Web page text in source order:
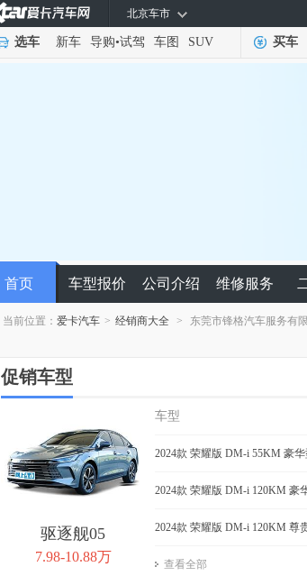
北京车市
选车 新车 导购•试驾 车图 SUV 买车
首页 车型报价 公司介绍 维修服务
当前位置： 爱卡汽车 > 经销商大全 > 东莞市锋格汽车服务有
促销车型
驱逐舰05
7.98-10.88万
车型
2024款 荣耀版 DM-i 55KM 豪华
2024款 荣耀版 DM-i 120KM 豪
2024款 荣耀版 DM-i 120KM 尊
查看全部